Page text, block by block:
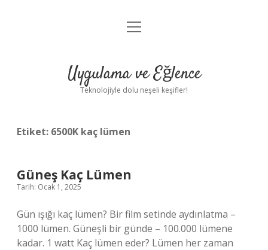
Anasayfa
Yasal Uyarı
menüyü
Uygulama ve Eğlence
Teknolojiyle dolu neşeli keşifler!
Etiket: 6500K kaç lümen
Güneş Kaç Lümen
Tarih: Ocak 1, 2025
Gün ışığı kaç lümen? Bir film setinde aydınlatma –
1000 lümen. Güneşli bir günde – 100.000 lümene
kadar. 1 watt Kaç lümen eder? Lümen her zaman